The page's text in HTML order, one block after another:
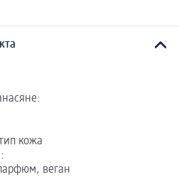
кожа
веган